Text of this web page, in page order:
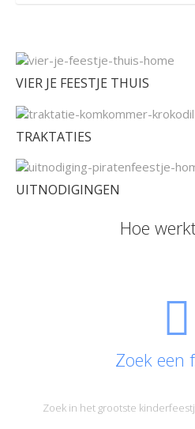
VIER JE FEESTJE THUIS
TRAKTATIES
UITNODIGINGEN
Hoe
Zoek een
Zoek in het grootste